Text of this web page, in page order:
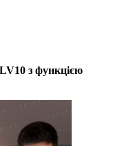
з функцією